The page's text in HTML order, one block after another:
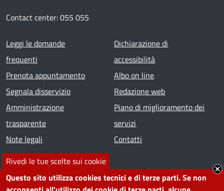
Rivedi le tue scelte sui cookie
Questo sito utilizza cookies tecnici e di terze parti. Se non
Contact center: 055 055
Footer menu
Leggi le domande
frequenti
Prenota appuntamento
Segnala disservizio
Amministrazione
trasparente
Note legali
Dichiarazione di
accessibilità
Albo on line
Redazione web
Piano di miglioramento dei
servizi
Contatti
SEGUICI SU